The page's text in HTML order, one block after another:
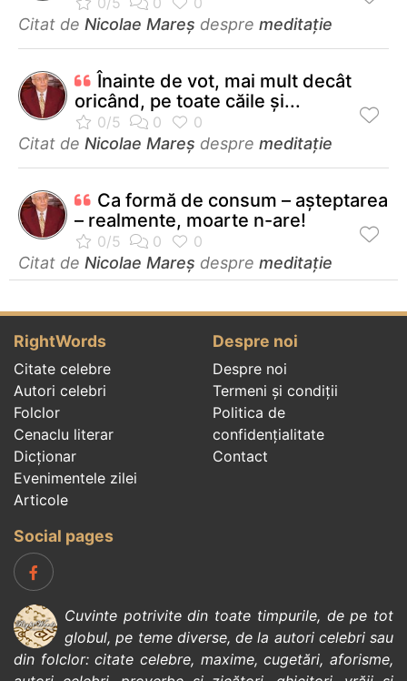
Citat de Nicolae Mareș despre meditație
Înainte de vot, mai mult decât
oricând, pe toate căile și...
Citat de Nicolae Mareș despre meditație
Ca formă de consum – așteptarea
– realmente, moarte n-are!
Citat de Nicolae Mareș despre meditație
RightWords
Citate celebre
Autori celebri
Folclor
Cenaclu literar
Dicționar
Evenimentele zilei
Articole
Despre noi
Despre noi
Termeni și condiții
Politica de
confidenţialitate
Contact
Social pages
Cuvinte potrivite din toate timpurile, de pe tot
globul, pe teme diverse, de la autori celebrisau
din folclor:citate celebre, maxime,cugetări,aforisme,